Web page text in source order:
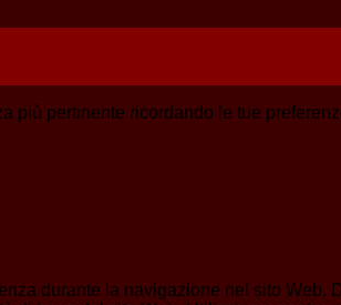
più pertinente ricordando le tue
durante la navigazione nel sito